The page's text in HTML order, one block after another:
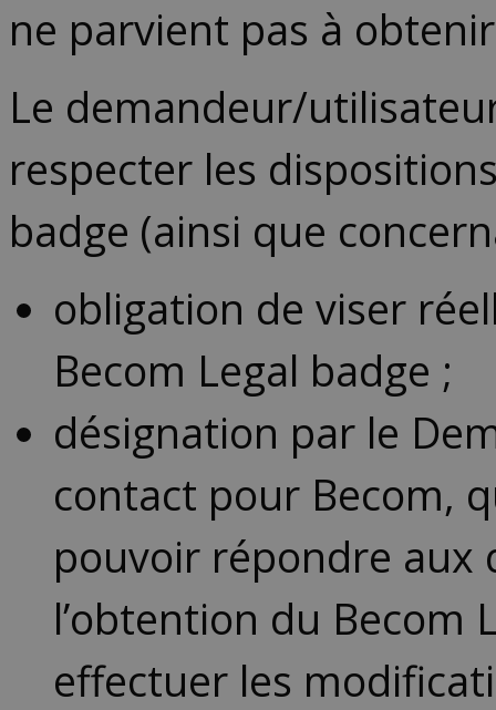
ne parvient pas à
Le demandeur/
respecter les
badge (ainsi que
obligation de viser
Becom Legal badge ;
désignation par le
contact pour Becom,
pouvoir répondre aux
l’obtention du Becom
effectuer les